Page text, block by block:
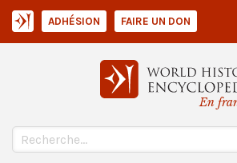
En
ADHÉSION FAIRE UN DON